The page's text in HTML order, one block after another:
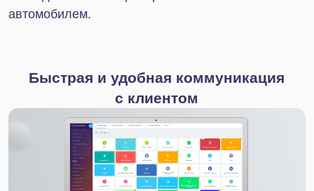
Используя функцию CRM-формы, вы сможете
оптимизировать процесс записи клиентов
на ремонт. Просто создайте удобную мини-анкету,
которую клиент сможет заполнить